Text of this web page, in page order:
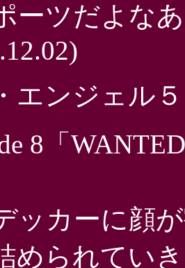
ーツだよな
エンジェル
8「
ッカーに顔
められてい